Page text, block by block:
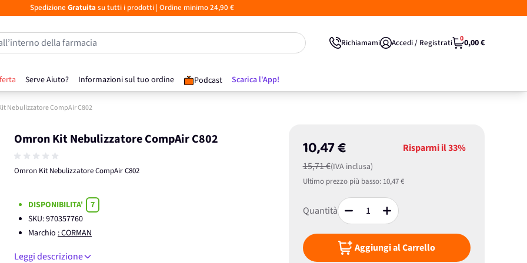
Spedizione Gratuita su tutti i prodotti| Ordine minimo 24,90 €
Serve Aiuto? Informazioni sul tuo ordine Podcast Scarica l'App!
della farmacia Richiamami Accedi / Registrati 00,00 €
Nebulizzatore CompAir C802
Omron Kit Nebulizzatore CompAir C802
Omron Kit Nebulizzatore CompAir C802
10,47 €
15,71 €(IVA inclusa)
Risparmi il33%
Ultimo prezzo più basso: 10,47 €
Quantità
Aggiungi al Carrello
DISPONIBILITA'
7
SKU:970357760
Marchio : CORMAN
Leggi descrizione